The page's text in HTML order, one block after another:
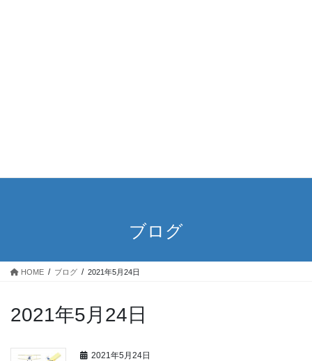
ブログ
HOME ブログ 2021年5月24日
2021年5月24日
2021年5月24日